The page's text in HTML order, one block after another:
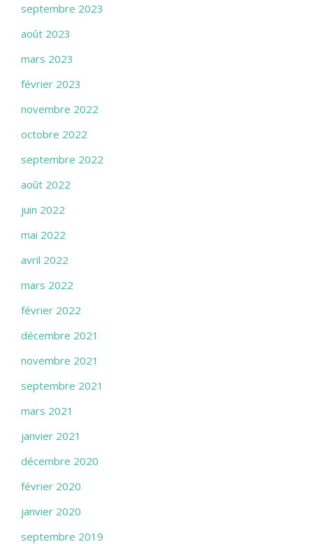
septembre 2023
août 2023
mars 2023
février 2023
novembre 2022
octobre 2022
septembre 2022
août 2022
juin 2022
mai 2022
avril 2022
mars 2022
février 2022
décembre 2021
novembre 2021
septembre 2021
mars 2021
janvier 2021
décembre 2020
février 2020
janvier 2020
septembre 2019